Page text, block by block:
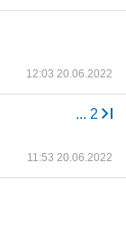
12:03 20.06.2022
... 2
11:53 20.06.2022